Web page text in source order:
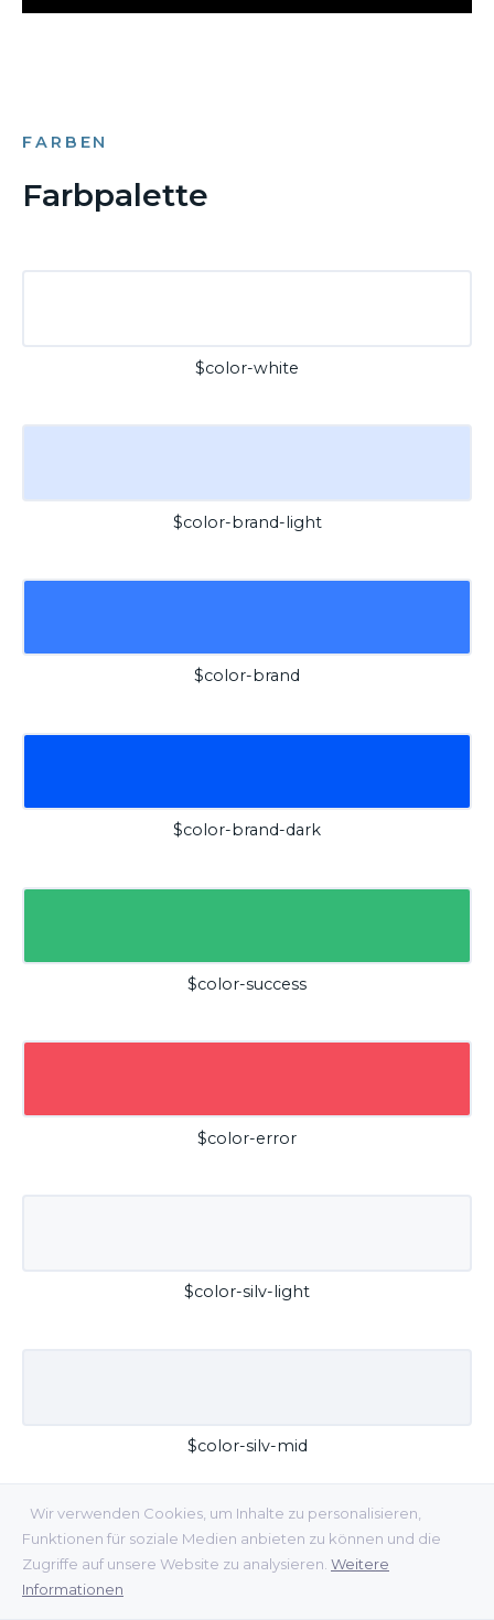
Wir verwenden Cookies, um Inhalte zu personalisieren,
Funktionen für soziale Medien anbieten zu können und die
Zugriffe auf unsere Website zu analysieren. Weitere
Informationen
FARBEN
Farbpalette
$color-white
$color-brand-light
$color-brand
$color-brand-dark
$color-success
$color-error
$color-silv-light
$color-silv-mid